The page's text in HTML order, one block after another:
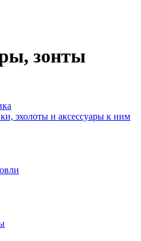
зонты
эхолоты и аксессуары к ним